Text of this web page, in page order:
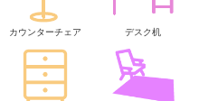
カウンターチェア デスク机